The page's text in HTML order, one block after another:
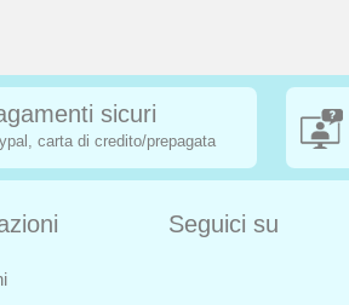
sicuri
carta di credito/prepagata
Seguici su